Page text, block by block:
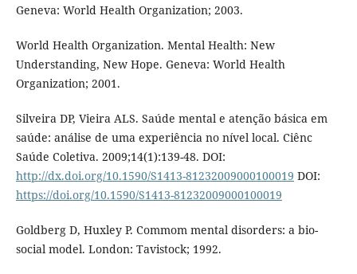
Geneva: World Health Organization; 2003.
World Health Organization. Mental Health: New
Understanding, New Hope. Geneva: World Health
Organization; 2001.
Silveira DP, Vieira ALS. Saúde mental e atenção básica em
saúde: análise de uma experiência no nível local. Ciênc
Saúde Coletiva. 2009;14(1):139-48. DOI:
http://dx.doi.org/10.1590/S1413-81232009000100019 DOI:
https://doi.org/10.1590/S1413-81232009000100019
Goldberg D, Huxley P. Commom mental disorders: a bio-
social model. London: Tavistock; 1992.